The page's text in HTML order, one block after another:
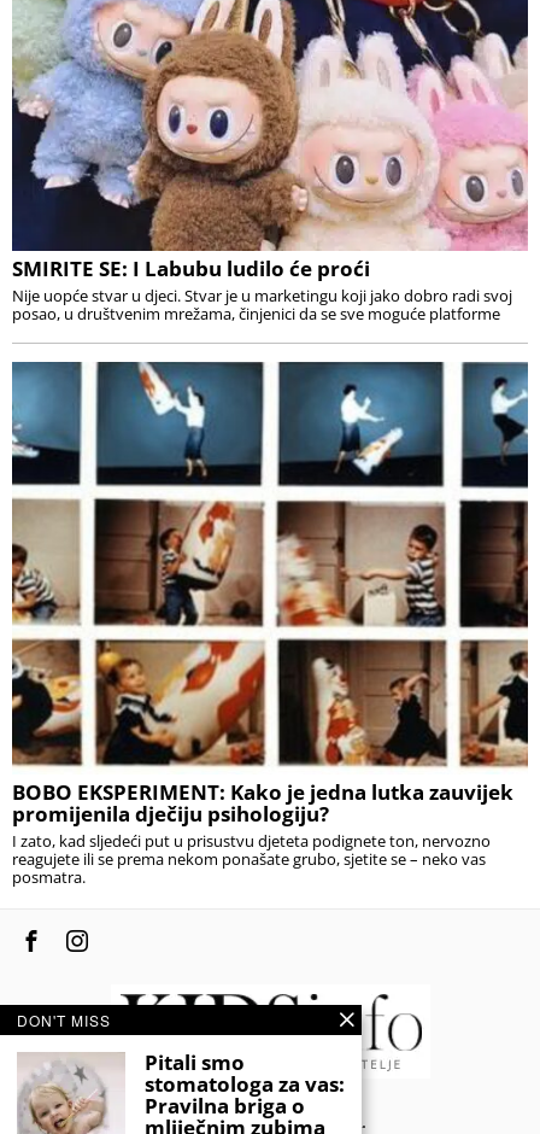
SMIRITE SE: I Labubu ludilo će proći
Nije uopće stvar u djeci. Stvar je u marketingu koji jako dobro radi svoj
posao, u društvenim mrežama, činjenici da se sve moguće platforme
BOBO EKSPERIMENT: Kako je jedna lutka zauvijek
promijenila dječiju psihologiju?
I zato, kad sljedeći put u prisustvu djeteta podignete ton, nervozno
reagujete ili se prema nekom ponašate grubo, sjetite se – neko vas
posmatra.
© 2020 - KIDSINFO.BA.
DON'T MISS
Pitali smo
stomatologa za vas:
Pravilna briga o
mliječnim zubima